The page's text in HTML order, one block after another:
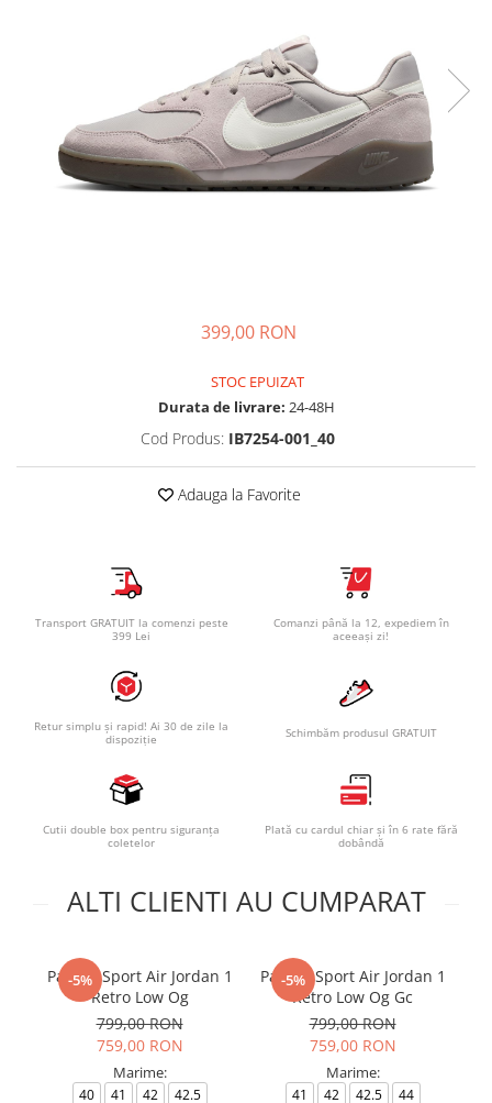
Geci si veste copii
Pantaloni scurti Copii
Accesorii
Ingrijire incaltaminte
399,00 RON
STOC EPUIZAT
Durata de livrare: 24-48H
Cod Produs: IB7254-001_40
Adauga la Favorite
Transport GRATUIT la comenzi peste
399 Lei
Comanzi până la 12, expediem în
aceeași zi!
Retur simplu și rapid! Ai 30 de zile la
dispoziție
Schimbăm produsul GRATUIT
Cutii double box pentru siguranța
coletelor
Plată cu cardul chiar și în 6 rate fără
dobândă
ALTI CLIENTI AU CUMPARAT
-5%
Pantofi Sport Air Jordan 1
Retro Low Og
799,00 RON
759,00 RON
Marime:
40 41 42 42.5
-5%
Pantofi Sport Air Jordan 1
Retro Low Og Gc
799,00 RON
759,00 RON
Marime:
41 42 42.5 44